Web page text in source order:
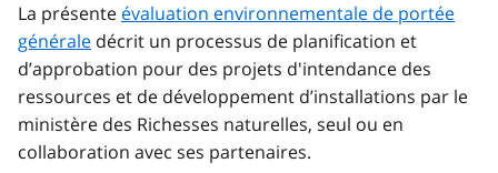
La présente évaluation environnementale de portée
générale décrit un processus de planification et
d’approbation pour des projets d'intendance des
ressources et de développement d’installations par le
ministère des Richesses naturelles, seul ou en
collaboration avec ses partenaires.